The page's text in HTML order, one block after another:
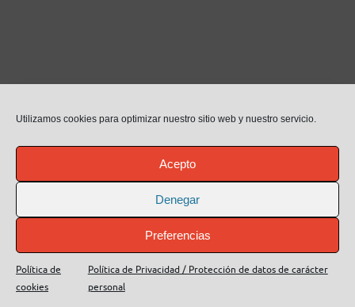
Utilizamos cookies para optimizar nuestro sitio web y nuestro servicio.
Acepto
Denegar
Preferencias
Política de
cookies
Política de Privacidad / Protección de datos de carácter
personal
Más información sobre las cookies
Contacto
Habla con nosotros ahora